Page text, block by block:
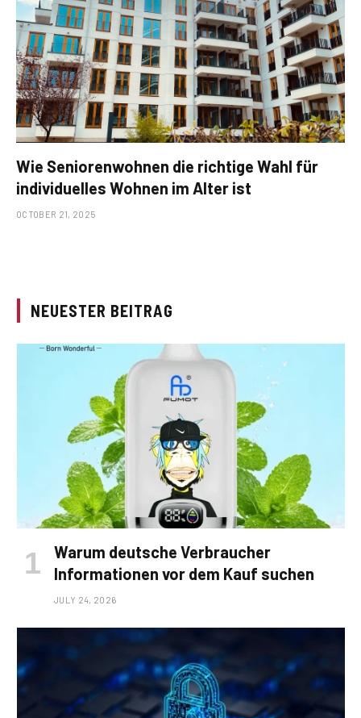
Wie Seniorenwohnen die richtige Wahl für
individuelles Wohnen im Alter ist
OCTOBER 21, 2025
NEUESTER BEITRAG
Warum deutsche Verbraucher
Informationen vor dem Kauf suchen
JULY 24, 2026